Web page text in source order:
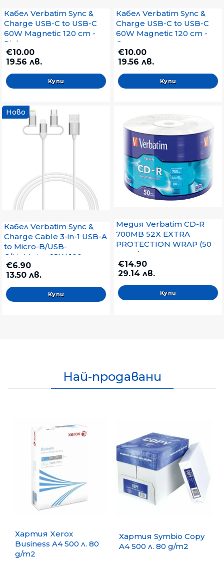
Кабел Verbatim Sync &
Charge USB-C to USB-C
60W Magnetic 120 cm -
Pink
€10.00
19.56 лв.
Кабел Verbatim Sync &
Charge USB-C to USB-C
60W Magnetic 120 cm -
Green
€10.00
19.56 лв.
Ново
Кабел Verbatim Sync &
Charge Cable 3-in-1 USB-A
to Micro-B/USB-
C/Lightning 18W 100cm -
White
€6.90
13.50 лв.
Медия Verbatim CD-R
700MB 52X EXTRA
PROTECTION WRAP (50
PACK)
€14.90
29.14 лв.
Най-продавани
Хартия Xerox
Business A4 500 л. 80
g/m2
Хартия Symbio Copy
A4 500 л. 80 g/m2